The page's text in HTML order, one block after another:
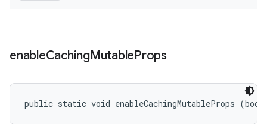
enableCachingMutableProps
public static void enableCachingMutableProps